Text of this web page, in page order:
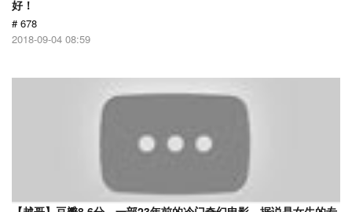
好！
# 678
2018-09-04 08:59